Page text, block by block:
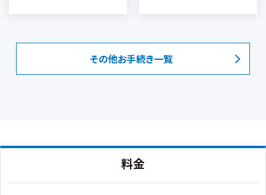
その他お手続き一覧
料金